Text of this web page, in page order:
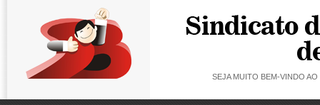
SEJA MUITO BEM-VINDO